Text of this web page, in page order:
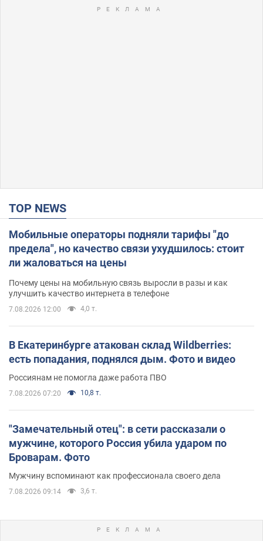
TOP NEWS
Мобильные операторы подняли тарифы "до
предела", но качество связи ухудшилось: стоит
ли жаловаться на цены
Почему цены на мобильную связь выросли в разы и как
улучшить качество интернета в телефоне
7.08.2026 12:00 4,0 т.
В Екатеринбурге атакован склад Wildberries:
есть попадания, поднялся дым. Фото и видео
Россиянам не помогла даже работа ПВО
7.08.2026 07:20 10,8 т.
"Замечательный отец": в сети рассказали о
мужчине, которого Россия убила ударом по
Броварам. Фото
Мужчину вспоминают как профессионала своего дела
7.08.2026 09:14 3,6 т.